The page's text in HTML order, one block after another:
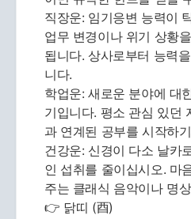
직장운: 임기응변 능력이
업무 변경이나 위기 상황
됩니다. 상사로부터 능력
니다.
학업운: 새로운 분야에 대
기입니다. 평소 관심 있던
과 연계된 공부를 시작하
건강운: 신경이 다소 날카
인 섭취를 줄이십시오. 마
주는 클래식 음악이나 명
👉 닭띠 (酉)